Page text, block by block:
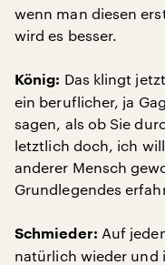
wenn man diesen
wird es besser.
König: Das klingt
ein beruflicher, ja
sagen, als ob Sie
letztlich doch, ich
anderer Mensch
Grundlegendes
Schmieder: Auf
natürlich wieder und